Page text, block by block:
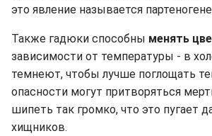
это явление называется
Также гадюки способны менять
зависимости от температуры - в
темнеют, чтобы лучше поглощать
опасности могут притворяться
шипеть так громко, что это пугает
хищников.